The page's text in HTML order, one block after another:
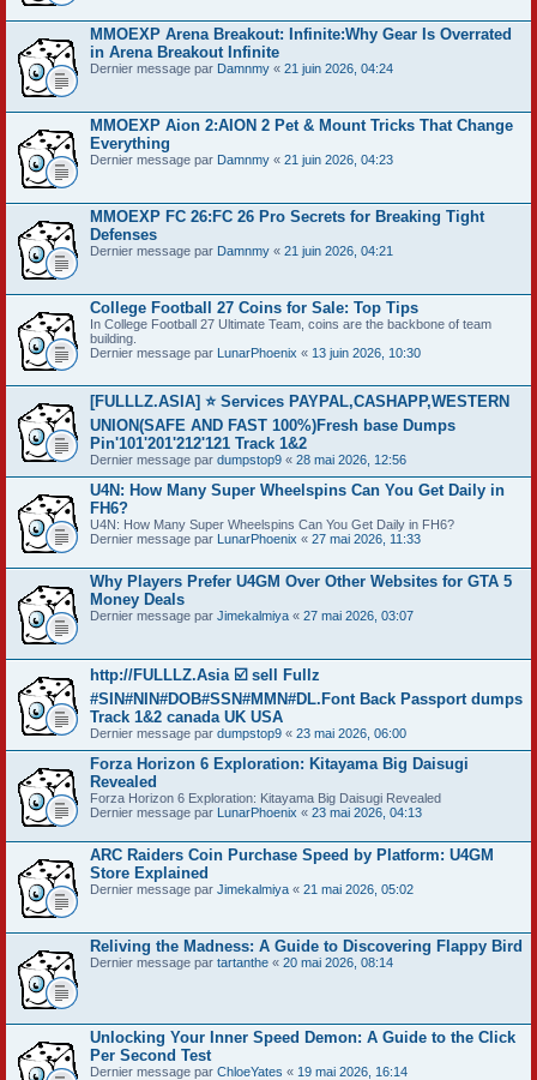
MMOEXP Arena Breakout: Infinite:Why Gear Is Overrated
in Arena Breakout Infinite
Dernier message par Damnmy « 21 juin 2026, 04:24
MMOEXP Aion 2:AION 2 Pet & Mount Tricks That Change
Everything
Dernier message par Damnmy « 21 juin 2026, 04:23
MMOEXP FC 26:FC 26 Pro Secrets for Breaking Tight
Defenses
Dernier message par Damnmy « 21 juin 2026, 04:21
College Football 27 Coins for Sale: Top Tips
In College Football 27 Ultimate Team, coins are the backbone of team
building.
Dernier message par LunarPhoenix « 13 juin 2026, 10:30
[FULLLZ.ASIA] ⭐️ Services PAYPAL,CASHAPP,WESTERN
UNION(SAFE AND FAST 100%)Fresh base Dumps
Pin'101'201'212'121 Track 1&2
Dernier message par dumpstop9 « 28 mai 2026, 12:56
U4N: How Many Super Wheelspins Can You Get Daily in
FH6?
U4N: How Many Super Wheelspins Can You Get Daily in FH6?
Dernier message par LunarPhoenix « 27 mai 2026, 11:33
Why Players Prefer U4GM Over Other Websites for GTA 5
Money Deals
Dernier message par Jimekalmiya « 27 mai 2026, 03:07
http://FULLLZ.Asia ☑️ sell Fullz
#SIN#NIN#DOB#SSN#MMN#DL.Font Back Passport dumps
Track 1&2 canada UK USA
Dernier message par dumpstop9 « 23 mai 2026, 06:00
Forza Horizon 6 Exploration: Kitayama Big Daisugi
Revealed
Forza Horizon 6 Exploration: Kitayama Big Daisugi Revealed
Dernier message par LunarPhoenix « 23 mai 2026, 04:13
ARC Raiders Coin Purchase Speed by Platform: U4GM
Store Explained
Dernier message par Jimekalmiya « 21 mai 2026, 05:02
Reliving the Madness: A Guide to Discovering Flappy Bird
Dernier message par tartanthe « 20 mai 2026, 08:14
Unlocking Your Inner Speed Demon: A Guide to the Click
Per Second Test
Dernier message par ChloeYates « 19 mai 2026, 16:14